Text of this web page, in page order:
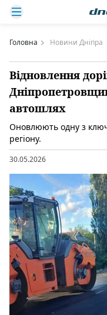
Головна Новини Дніпра
Відновлення
автошлях
Оновлюють одну з
регіону.
30.05.2026